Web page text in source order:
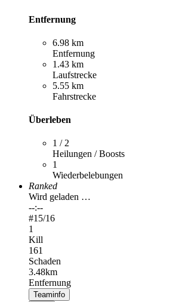
Entfernung
6.98 km
Entfernung
1.43 km
Laufstrecke
5.55 km
Fahrstrecke
Überleben
1 / 2
Heilungen / Boosts
1
Wiederbelebungen
Ranked
Wird geladen …
--:--
#15/16
1
Kill
161
Schaden
3.48km
Entfernung
Teaminfo